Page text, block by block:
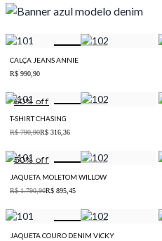
CALÇA JEANS ANNIE
R$ 990,90
60% off
T-SHIRT CHASING
R$ 790,90R$ 316,36
50% off
JAQUETA MOLETOM WILLOW
R$ 1.790,90R$ 895,45
JAQUETA COURO DENIM VICKY